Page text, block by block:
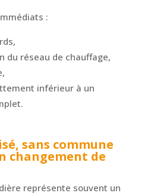
:
du réseau de chauffage,
inférieur à un
sans commune
changement de
représente souvent un